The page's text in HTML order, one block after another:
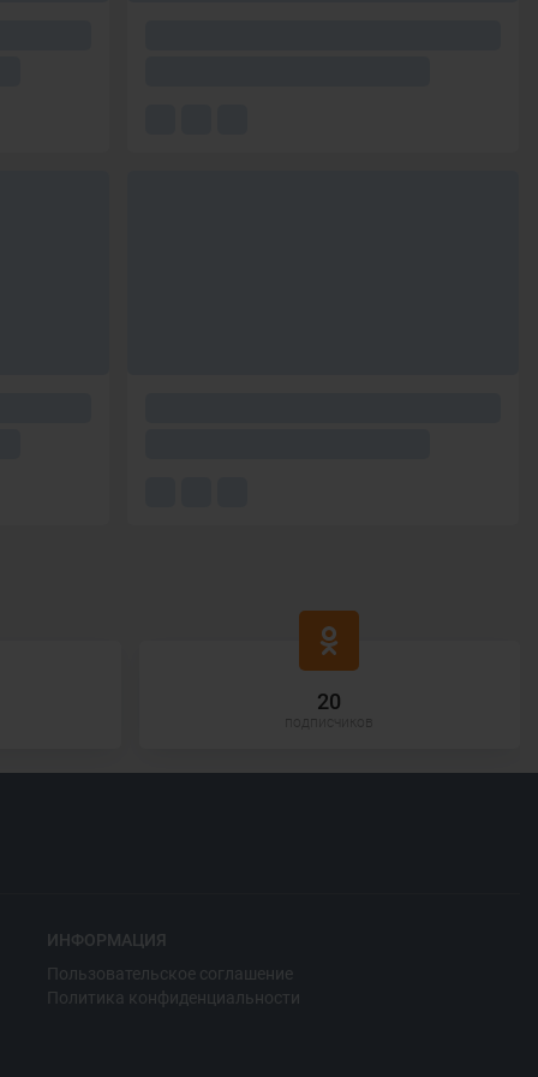
20
ИНФОРМАЦИЯ
Пользовательское соглашение
Политика конфиденциальности